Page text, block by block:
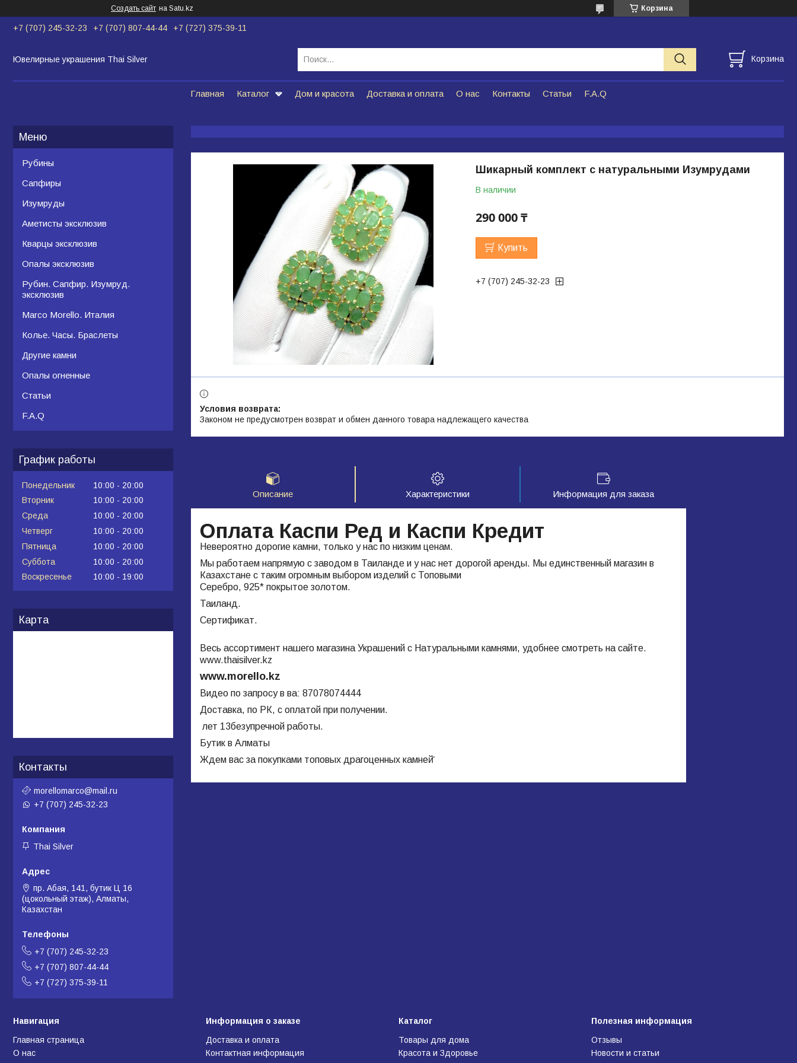
Создать сайт на Satu.kz Корзина
+7 (707) 245-32-23 +7 (707) 807-44-44 +7 (727) 375-39-11
Ювелирные украшения Thai Silver Корзина
Главная Каталог Дом и красота Доставка и оплата О нас Контакты Статьи F.A.Q
Шикарный комплект с натуральными Изумрудами
В наличии
290 000 ₸
Купить
+7 (707) 245-32-23
Законом не предусмотрен возврат и обмен данного товара надлежащего качества
Описание Характеристики Информация для заказа
Оплата Каспи Ред и Каспи Кредит
Невероятно дорогие камни, только у нас по низким ценам.
Мы работаем напрямую с заводом в Таиланде и у нас нет дорогой аренды. Мы единственный магазин в
Казахстане с таким огромным выбором изделий с Топовыми
Серебро, 925* покрытое золотом.
Таиланд.
Сертификат.
Весь ассортимент нашего магазина Украшений с Натуральными камнями, удобнее смотреть на сайте.
www.thaisilver.kz
www.morello.kz
Видео по запросу в ва: 87078074444
Доставка, по РК, с оплатой при получении.
лет 13безупречной работы.
Бутик в Алматы
Ждем вас за покупками топовых драгоценных камней̆
Рубины
Сапфиры
Изумруды
Аметисты эксклюзив
Кварцы эксклюзив
Опалы эксклюзив
Рубин. Сапфир. Изумруд.
эксклюзив
Marco Morello. Италия
Колье. Часы. Браслеты
Другие камни
Опалы огненные
Статьи
F.A.Q
График работы
Понедельник 10:00
20:00
Вторник
10:00
20:00
Среда
10:00
20:00
Четверг
10:00
20:00
Пятница
10:00
20:00
Суббота
10:00
20:00
Воскресенье
10:00 19:00
Карта
Контакты
morellomarco@mail.ru
+7 (707) 245-32-23
Thai Silver
пр. Абая, 141, бутик Ц 16
(цокольный этаж), Алматы,
Казахстан
+7 (707) 245-32-23
+7 (707) 807-44-44
+7 (727) 375-39-11
Навигация
Главная страница
О нас
Информация о заказе
Доставка и оплата
Контактная информация
Каталог
Товары для дома
Красота и Здоровье
Полезная информация
Отзывы
Новости и статьи